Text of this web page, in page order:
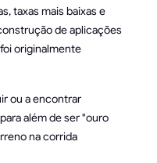
taxas mais baixas e
de aplicações
originalmente
ou a encontrar
além de ser "ouro
na corrida